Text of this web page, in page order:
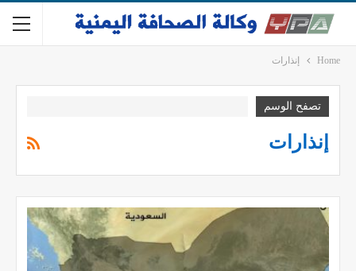
Home إنذارات
تصفح الوسم
إنذارات